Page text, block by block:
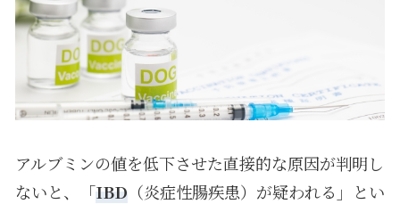
アルブミンの値を低下させた直接的な原因が判明し
ないと、「IBD（炎症性腸疾患）が疑われる」とい